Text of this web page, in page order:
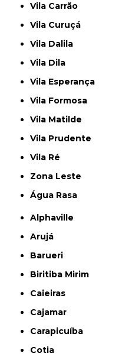
Vila Carrão
Vila Curuçá
Vila Dalila
Vila Dila
Vila Esperança
Vila Formosa
Vila Matilde
Vila Prudente
Vila Ré
Zona Leste
Água Rasa
Alphaville
Arujá
Barueri
Biritiba Mirim
Caieiras
Cajamar
Carapicuíba
Cotia